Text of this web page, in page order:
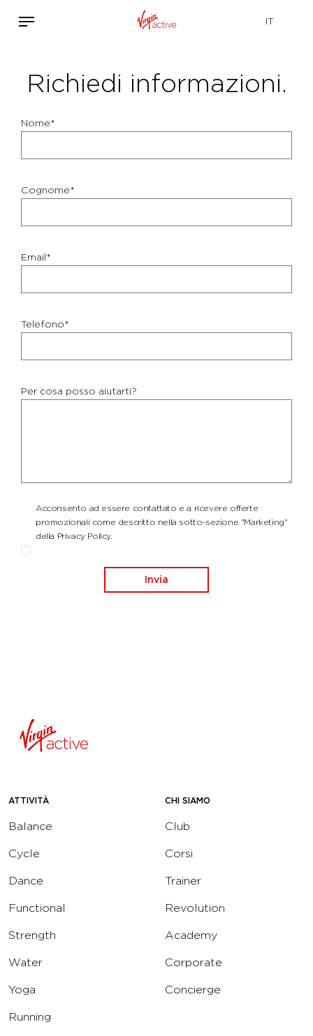
Richiedi informazioni.
Nome*
Cognome*
Email*
Telefono*
Per cosa posso aiutarti?
Acconsento ad essere contattato e a ricevere offerte
promozionali come descritto nella sotto-sezione "Marketing"
della Privacy Policy.
Invia
ATTIVITÀ
Balance
Cycle
Dance
Functional
Strength
Water
Yoga
Running
CHI SIAMO
Club
Corsi
Trainer
Revolution
Academy
Corporate
Concierge